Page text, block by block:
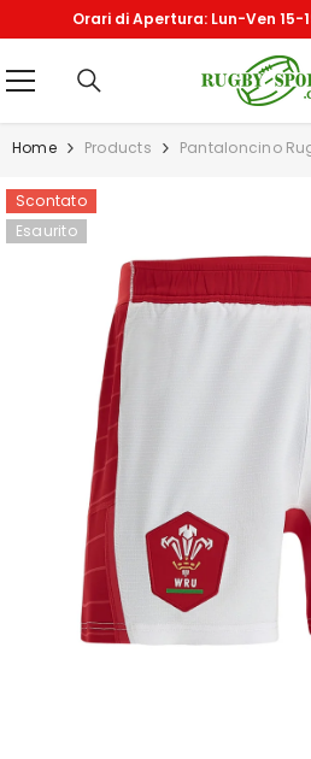
Orari di Apertura: Lun-Ven 15-
Home Products Pantaloncino
Scontato
Esaurito